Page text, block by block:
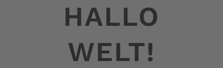
HALLO
WELT!